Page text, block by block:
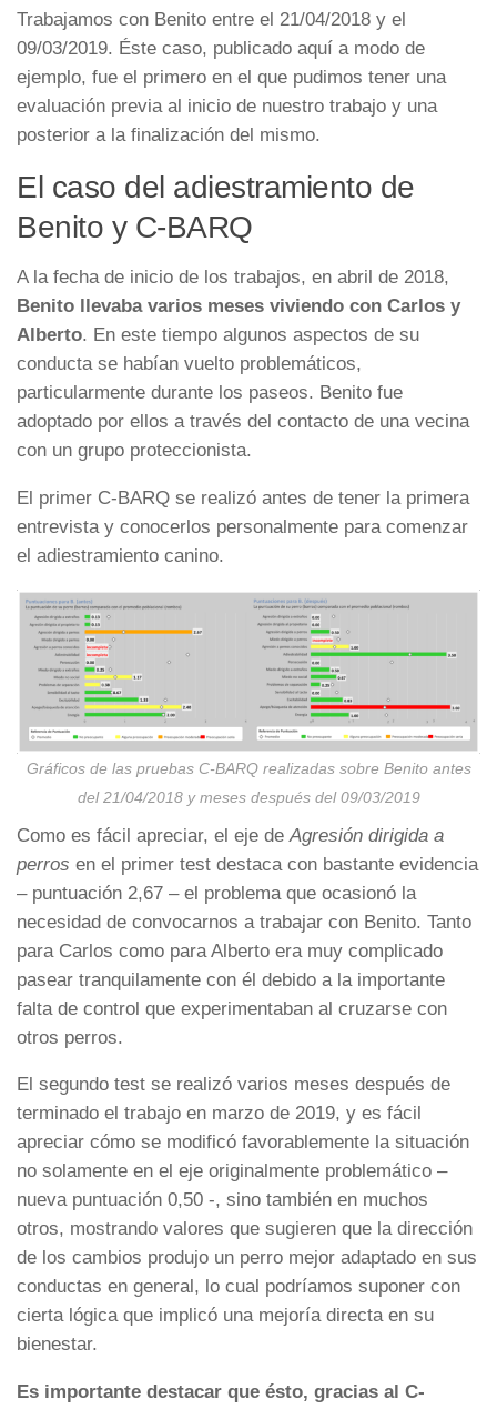
Trabajamos con Benito entre el 21/04/2018 y el
09/03/2019. Éste caso, publicado aquí a modo de
ejemplo, fue el primero en el que pudimos tener una
evaluación previa al inicio de nuestro trabajo y una
posterior a la finalización del mismo.
El caso del adiestramiento de
Benito y C-BARQ
A la fecha de inicio de los trabajos, en abril de 2018,
Benito llevaba varios meses viviendo con Carlos y
Alberto. En este tiempo algunos aspectos de su
conducta se habían vuelto problemáticos,
particularmente durante los paseos. Benito fue
adoptado por ellos a través del contacto de una vecina
con un grupo proteccionista.
El primer C-BARQ se realizó antes de tener la primera
entrevista y conocerlos personalmente para comenzar
el adiestramiento canino.
Gráficos de las pruebas C-BARQ realizadas sobre Benito antes
del 21/04/2018 y meses después del 09/03/2019
Como es fácil apreciar, el eje de Agresión dirigida a
perros en el primer test destaca con bastante evidencia
– puntuación 2,67 – el problema que ocasionó la
necesidad de convocarnos a trabajar con Benito. Tanto
para Carlos como para Alberto era muy complicado
pasear tranquilamente con él debido a la importante
falta de control que experimentaban al cruzarse con
otros perros.
El segundo test se realizó varios meses después de
terminado el trabajo en marzo de 2019, y es fácil
apreciar cómo se modificó favorablemente la situación
no solamente en el eje originalmente problemático –
nueva puntuación 0,50 -, sino también en muchos
otros, mostrando valores que sugieren que la dirección
de los cambios produjo un perro mejor adaptado en sus
conductas en general, lo cual podríamos suponer con
cierta lógica que implicó una mejoría directa en su
bienestar.
Es importante destacar que ésto, gracias al C-